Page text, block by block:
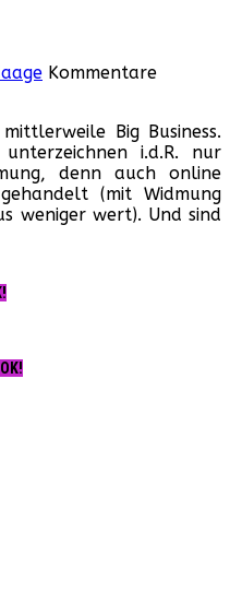
Kommentare
Big Business.
unterzeichnen i.d.R. nur
denn auch online
(mit Widmung
weniger wert). Und sind